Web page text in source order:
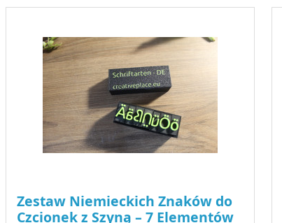
Zestaw Niemieckich Znaków do
Czcionek z Szyną – 7 Elementów